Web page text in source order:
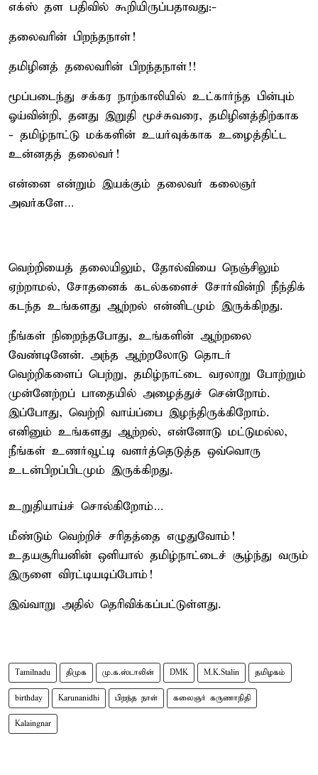
எக்ஸ் தள பதிவில் கூறியிருப்பதாவது:-
தலைவரின் பிறந்தநாள்!
தமிழினத் தலைவரின் பிறந்தநாள்!!
மூப்படைந்து சக்கர நாற்காலியில் உட்கார்ந்த பின்பும்
ஓய்வின்றி, தனது இறுதி மூச்சுவரை, தமிழினத்திற்காக
- தமிழ்நாட்டு மக்களின் உயர்வுக்காக உழைத்திட்ட
உன்னதத் தலைவர்!
என்னை என்றும் இயக்கும் தலைவர் கலைஞர்
அவர்களே…
வெற்றியைத் தலையிலும், தோல்வியை நெஞ்சிலும்
ஏற்றாமல், சோதனைக் கடல்களைச் சோர்வின்றி நீந்திக்
கடந்த உங்களது ஆற்றல் என்னிடமும் இருக்கிறது.
நீங்கள் நிறைந்தபோது, உங்களின் ஆற்றலை
வேண்டினேன். அந்த ஆற்றலோடு தொடர்
வெற்றிகளைப் பெற்று, தமிழ்நாட்டை வரலாறு போற்றும்
முன்னேற்றப் பாதையில் அழைத்துச் சென்றோம்.
இப்போது, வெற்றி வாய்ப்பை இழந்திருக்கிறோம்.
எனினும் உங்களது ஆற்றல், என்னோடு மட்டுமல்ல,
நீங்கள் உணர்வூட்டி வளர்த்தெடுத்த ஒவ்வொரு
உடன்பிறப்பிடமும் இருக்கிறது.
உறுதியாய்ச் சொல்கிறோம்…
மீண்டும் வெற்றிச் சரிதத்தை எழுதுவோம்!
உதயசூரியனின் ஒளியால் தமிழ்நாட்டைச் சூழ்ந்து வரும்
இருளை விரட்டியடிப்போம்!
இவ்வாறு அதில் தெரிவிக்கப்பட்டுள்ளது.
Tamilnadu திமுக மு.க.ஸ்டாலின் DMK M.K.Stalin தமிழகம்
birthday Karunanidhi பிறந்த நாள் கலைஞர் கருணாநிதி
Kalaingnar